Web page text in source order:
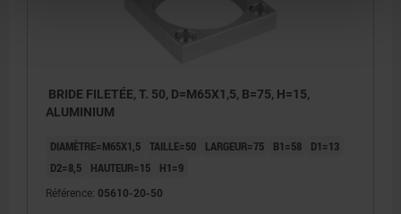
BRIDE FILETÉE, T. 50, D=M65X1,5, B=75, H=15,
ALUMINIUM
DIAMÈTRE=M65X1,5 TAILLE=50 LARGEUR=75 B1=58
D1=13
D2=8,5
HAUTEUR=15 H1=9
Référence: 05610-20-50